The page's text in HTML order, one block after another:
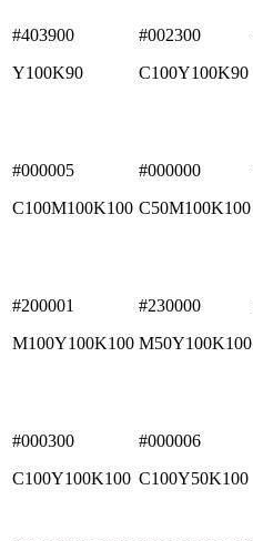
#403900
Y100K90
#002300
C100Y100K90
#000005
C100M100K100
#000000
C50M100K100
#200001
M100Y100K100
#230000
M50Y100K100
#000300
C100Y100K100
#000006
C100Y50K100